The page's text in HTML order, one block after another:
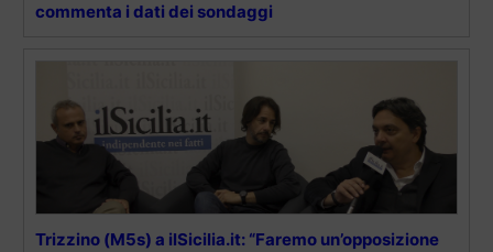
commenta i dati dei sondaggi
Trizzino (M5s) a ilSicilia.it: “Faremo un’opposizione